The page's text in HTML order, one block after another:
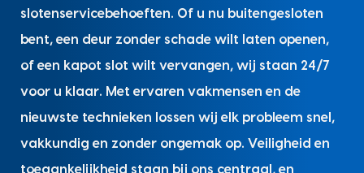
slotenservicebehoeften. Of u nu buitengesloten
bent, een deur zonder schade wilt laten openen,
of een kapot slot wilt vervangen, wij staan 24/7
voor u klaar. Met ervaren vakmensen en de
nieuwste technieken lossen wij elk probleem snel,
vakkundig en zonder ongemak op. Veiligheid en
toegankelijkheid staan bij ons centraal, en